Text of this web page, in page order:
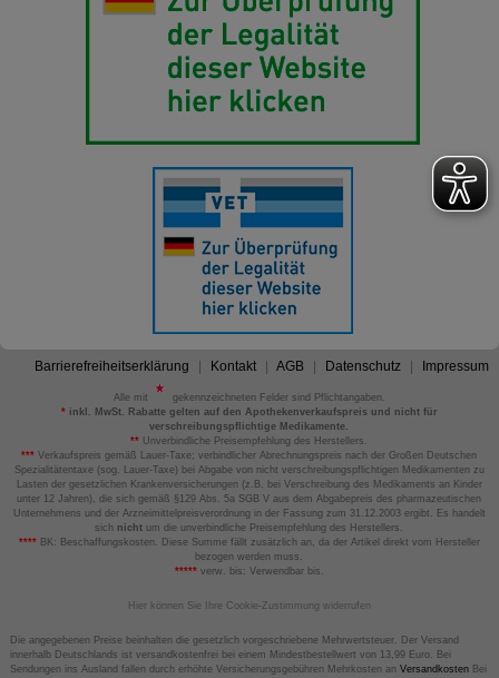
Barrierefreiheitserklärung Kontakt AGB Datenschutz Impressum
Alle mit
gekennzeichneten Felder sind Pflichtangaben.
*inkl. MwSt. Rabatte gelten auf den Apothekenverkaufspreis und nicht für
verschreibungspflichtige Medikamente.
** Unverbindliche Preisempfehlung des Herstellers.
*** Verkaufspreis gemäß Lauer-Taxe; verbindlicher Abrechnungspreis nach der Großen Deutschen
Spezialitätentaxe (sog. Lauer-Taxe) bei Abgabe von nicht verschreibungspflichtigen Medikamenten zu
Lasten der gesetzlichen Krankenversicherungen (z.B. bei Verschreibung des Medikaments an Kinder
unter 12 Jahren), die sich gemäß §129 Abs. 5a SGB V aus dem Abgabepreis des pharmazeutischen
Unternehmens und der Arzneimittelpreisverordnung in der Fassung zum 31.12.2003 ergibt. Es handelt
sich nicht um die unverbindliche Preisempfehlung des Herstellers.
****BK: Beschaffungskosten. Diese Summe fällt zusätzlich an, da der Artikel direkt vom Hersteller
bezogen werden muss.
*****verw. bis: Verwendbar bis.
Hier können Sie Ihre Cookie-Zustimmung widerrufen
Die angegebenen Preise beinhalten die gesetzlich vorgeschriebene Mehrwertsteuer. Der Versand
innerhalb Deutschlands ist versandkostenfrei bei einem Mindestbestellwert von 13,99 Euro. Bei
Sendungen ins Ausland fallen durch erhöhte Versicherungsgebühren Mehrkosten an VersandkostenBei